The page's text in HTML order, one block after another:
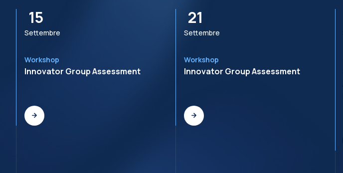
15
Settembre
Workshop
Innovator Group Assessment
21
Settembre
Workshop
Innovator Group Assessment